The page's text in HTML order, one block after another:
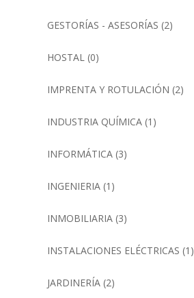
GESTORÍAS - ASESORÍAS (2)
HOSTAL(0)
IMPRENTA Y ROTULACIÓN (2)
INDUSTRIA QUÍMICA(1)
INFORMÁTICA(3)
INGENIERIA(1)
INMOBILIARIA(3)
INSTALACIONES ELÉCTRICAS (1)
JARDINERÍA(2)